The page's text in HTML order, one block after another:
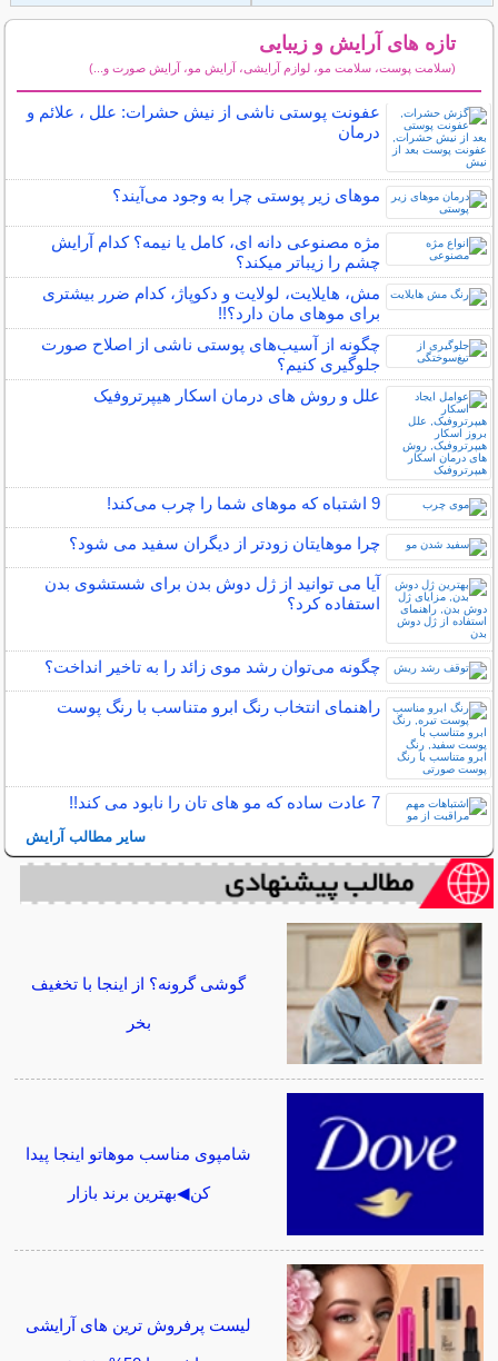
تازه های آرایش و زیبایی
(سلامت پوست، سلامت مو، لوازم آرایشی، آرایش مو، آرایش صورت و...)
عفونت پوستی ناشی از نیش حشرات: علل ، علائم و
درمان
مو‌های زیر پوستی چرا به وجود می‌آیند؟
مژه مصنوعی دانه ای، کامل یا نیمه؟ کدام آرایش
چشم را زیباتر میکند؟
مش، هایلایت، لولایت و دکوپاژ، کدام ضرر بیشتری
برای موهای مان دارد؟!!
چگونه از آسیب‌های پوستی ناشی از اصلاح صورت
جلوگیری کنیم؟
علل و روش های درمان اسکار هیپرتروفیک
9 اشتباه که موهای شما را چرب می‌کند!
چرا موهایتان زودتر از دیگران سفید می شود؟
آیا می توانید از ژل دوش بدن برای شستشوی بدن
استفاده کرد؟
چگونه می‌توان رشد موی زائد را به تاخیر انداخت؟
راهنمای انتخاب رنگ ابرو متناسب با رنگ پوست
7 عادت ساده که مو های تان را نابود می کند!!
سایر مطالب آرایش
گوشی گرونه؟ از اینجا با تخغیف
بخر
شامپوی مناسب موهاتو اینجا پیدا
کن◀بهترین برند بازار
لیست پرفروش ترین های آرایشی